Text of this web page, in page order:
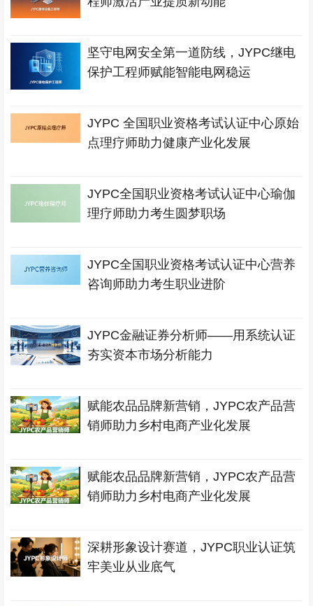
坚守电网安全第一道防线，JYPC继电
保护工程师赋能智能电网稳运
JYPC 全国职业资格考试认证中心原始
点理疗师助力健康产业化发展
JYPC全国职业资格考试认证中心瑜伽
理疗师助力考生圆梦职场
JYPC全国职业资格考试认证中心营养
咨询师助力考生职业进阶
JYPC金融证券分析师——用系统认证
夯实资本市场分析能力
赋能农品品牌新营销，JYPC农产品营
销师助力乡村电商产业化发展
赋能农品品牌新营销，JYPC农产品营
销师助力乡村电商产业化发展
深耕形象设计赛道，JYPC职业认证筑
牢美业从业底气